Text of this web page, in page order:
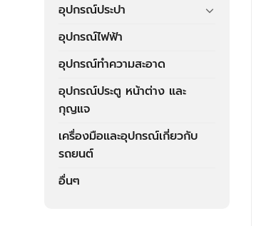
อุปกรณ์ประปา
อุปกรณ์ไฟฟ้า
อุปกรณ์ทำความสะอาด
อุปกรณ์ประตู หน้าต่าง และ
กุญแจ
เครื่องมือและอุปกรณ์เกี่ยวกับ
รถยนต์
อื่นๆ